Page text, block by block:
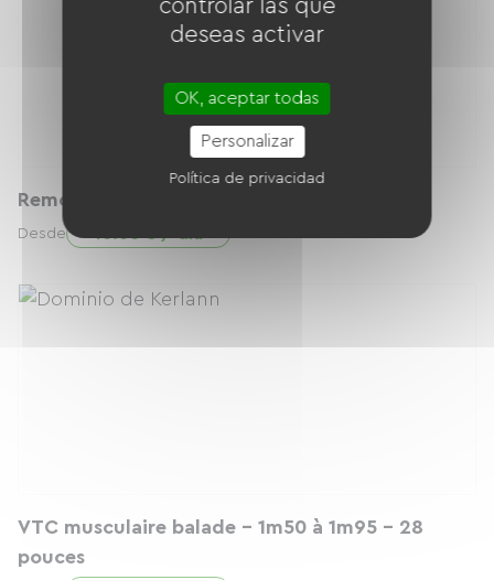
Remorque enfant / Baby Van
Desde
VTC musculaire balade - 1m50 à 1m95 - 28
pouces
controlar las que
deseas activar
OK, aceptar todas
Personalizar
Política de privacidad